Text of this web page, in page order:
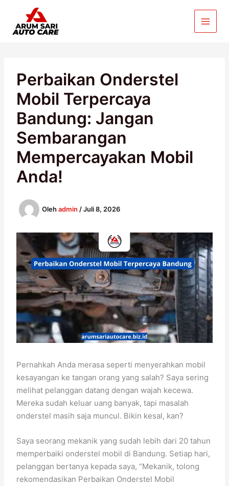
konten
Perbaikan Onderstel
Mobil Terpercaya
Bandung: Jangan
Sembarangan
Mempercayakan Mobil
Anda!
Olehadmin /Juli 8, 2026
Pernahkah Anda merasa seperti menyerahkan mobil
kesayangan ke tangan orang yang salah? Saya sering
melihat pelanggan datang dengan wajah kecewa.
Mereka sudah keluar uang banyak, tapi masalah
onderstel masih saja muncul. Bikin kesal, kan?
Saya seorang mekanik yang sudah lebih dari 20 tahun
memperbaiki onderstel mobil di Bandung. Setiap hari,
pelanggan bertanya kepada saya, “Mekanik, tolong
rekomendasikan Perbaikan Onderstel Mobil